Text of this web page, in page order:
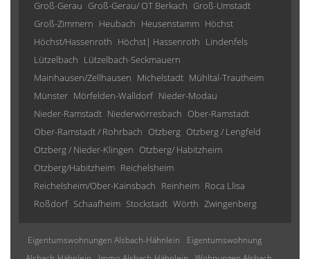
Groß-Gerau Groß-Gerau/ OT Berkach Groß-Umstadt
Groß-Zimmern Heubach Heusenstamm Höchst
Höchst/Hassenroth Höchst| Hassenroth Lindenfels
Lützelbach Lützelbach-Seckmauern
Mainhausen/Zellhausen Michelstadt Mühltal-Trautheim
Münster Mörfelden-Walldorf Nieder-Modau
Nieder-Ramstadt Niederwörresbach Ober-Ramstadt
Ober-Ramstadt / Rohrbach Otzberg Otzberg / Lengfeld
Otzberg / Nieder-Klingen Otzberg/ Habitzheim
Otzberg/Habitzheim Reichelsheim
Reichelsheim/Ober-Kainsbach Reinheim Roca Llisa
Roßdorf Schaafheim Stockstadt Wörth Zwingenberg
Eigentumswohnungen Alsbach-Hähnlein
Eigentumswohnung